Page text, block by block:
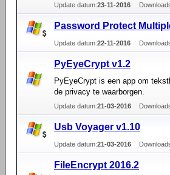
Update datum:23-11-2016
Password Protect
Update datum:22-11-2016
PyEyeCrypt v1.2
PyEyeCrypt is een app om
de privacy te waarborgen.
Update datum:21-03-2016
Usb Voyager v1.10
Update datum:21-03-2016
FileEncrypt 2016.2